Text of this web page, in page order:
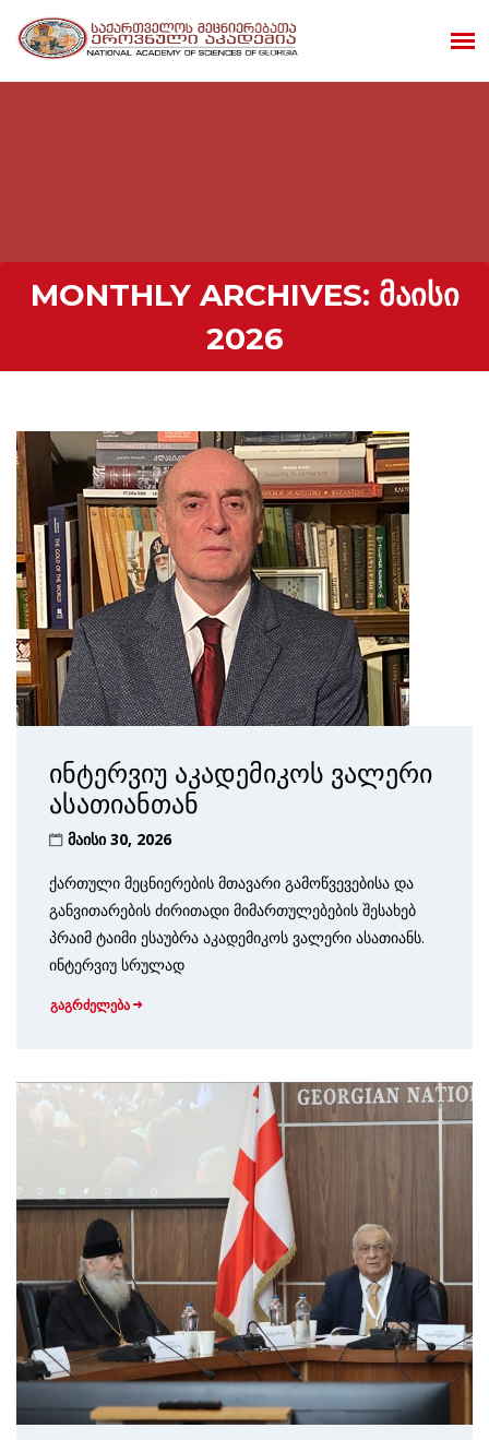
MONTHLY ARCHIVES: ᲛᲐᲘᲡᲘ
2026
ინტერვიუ აკადემიკოს ვალერი
ასათიანთან
მაისი 30, 2026
ქართული მეცნიერების მთავარი გამოწვევებისა და
განვითარების ძირითადი მიმართულებების შესახებ
პრაიმ ტაიმი ესაუბრა აკადემიკოს ვალერი ასათიანს.
ინტერვიუ სრულად
გაგრძელება